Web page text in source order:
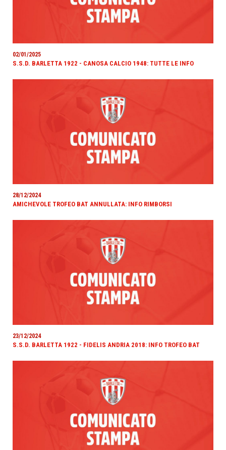
02/01/2025
S.S.D. BARLETTA 1922 - CANOSA CALCIO 1948: TUTTE LE INFO
28/12/2024
AMICHEVOLE TROFEO BAT ANNULLATA: INFO RIMBORSI
23/12/2024
S.S.D. BARLETTA 1922 - FIDELIS ANDRIA 2018: INFO TROFEO BAT